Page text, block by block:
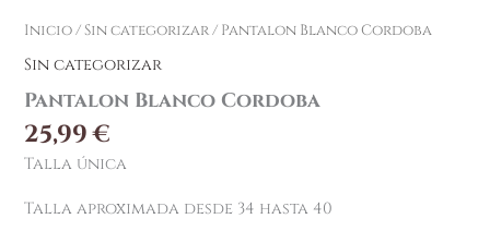
Inicio/Sin categorizar/ Pantalon Blanco Cordoba
Sin categorizar
Pantalon Blanco Cordoba
25,99€
Talla única
Talla aproximada desde 34 hasta 40